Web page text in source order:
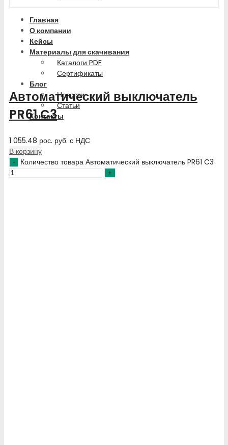
Главная
О компании
Кейсы
Материалы для скачивания
Каталоги PDF
Сертификаты
Блог
Новости
Статьи
Контакты
Автоматический выключатель
PR61 C3
1 055.48 рос. руб. с НДС
В корзину
Количество товара Автоматический выключатель PR61 C3